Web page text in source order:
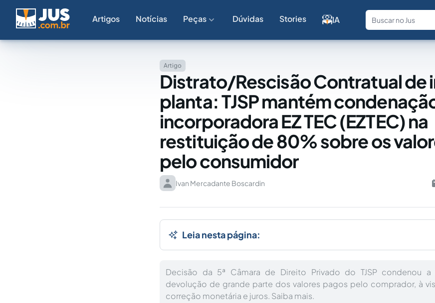
Artigos Notícias Peças Dúvidas Stories IA
Fale
Artigo
Distrato/Rescisão Contratual de
planta: TJSP mantém
incorporadora EZ TEC (EZTEC) na
restituição de 80% sobre os
pelo consumidor
Ivan Mercadante Boscardin
Leia nesta página:
Decisão da 5ª Câmara de Direito Privado do TJSP condenou a
devolução de grande parte dos valores pagos pelo comprador, à
correção monetária e juros. Saiba mais.